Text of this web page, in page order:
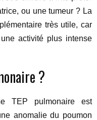
ou une tumeur ? La
très utile, car
activité plus intense
?
TEP pulmonaire est
anomalie du poumon